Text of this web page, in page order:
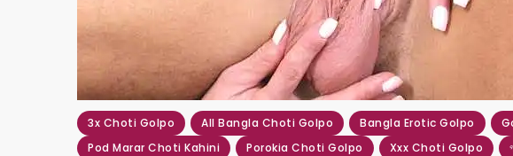
3x Choti Golpo All Bangla Choti Golpo Bangla Erotic Golpo
Pod Marar Choti Kahini Porokia Choti Golpo Xxx Choti Golpo